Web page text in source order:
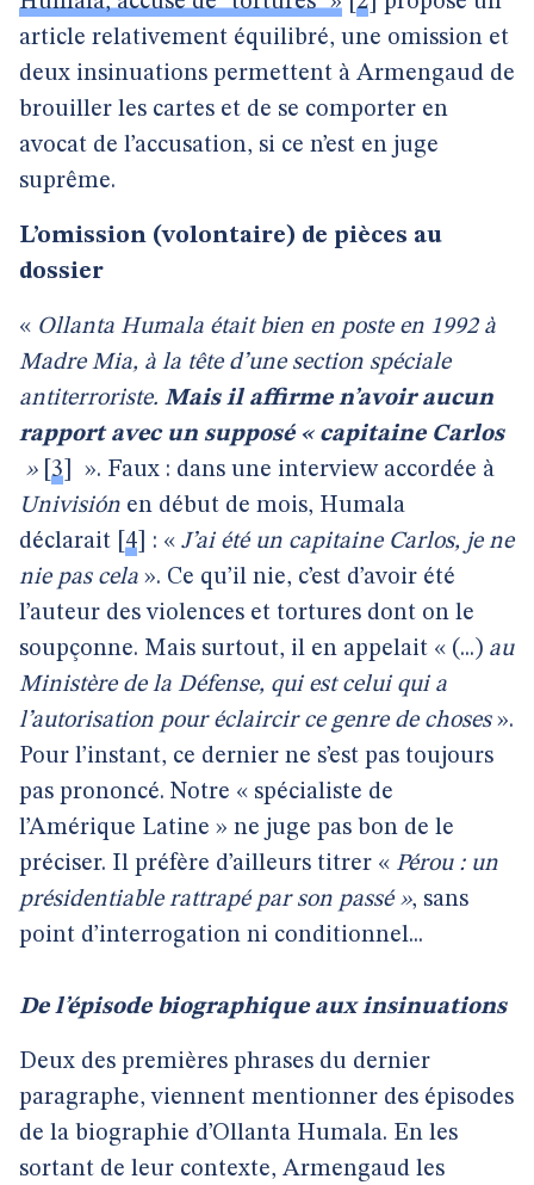
article relativement équilibré, une omission et
deux insinuations permettent à Armengaud de
brouiller les cartes et de se comporter en
avocat de l’accusation, si ce n’est en juge
suprême.
L’omission (volontaire) de pièces au
dossier
« Ollanta Humala était bien en poste en 1992 à
Madre Mia, à la tête d’une section spéciale
antiterroriste. Mais il affirme n’avoir aucun
rapport avec un supposé « capitaine Carlos
»[ 3
». Faux : dans une interview accordée à
Univisión en début de mois, Humala
déclarait 4 : « J’ai été un capitaine Carlos, je ne
nie pas cela ». Ce qu’il nie, c’est d’avoir été
l’auteur des violences et tortures dont on le
soupçonne. Mais surtout, il en appelait « (...) au
Ministère de la Défense, qui est celui qui a
l’autorisation pour éclaircir ce genre de choses».
Pour l’instant, ce dernier ne s’est pas toujours
pas prononcé. Notre « spécialiste de
l’Amérique Latine » ne juge pas bon de le
préciser. Il préfère d’ailleurs titrer « Pérou : un
présidentiable rattrapé par son passé », sans
point d’interrogation ni conditionnel...
De l’épisode biographique aux insinuations
Deux des premières phrases du dernier
paragraphe, viennent mentionner des épisodes
de la biographie d’Ollanta Humala. En les
sortant de leur contexte, Armengaud les